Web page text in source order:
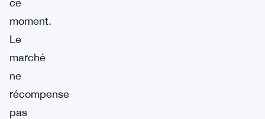
ce
moment.
Le
marché
ne
récompense
pas